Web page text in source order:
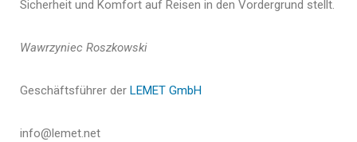
Sicherheit und Komfort auf Reisen in den Vordergrund stellt.
Wawrzyniec Roszkowski
Geschäftsführer der LEMET GmbH
info@lemet.net